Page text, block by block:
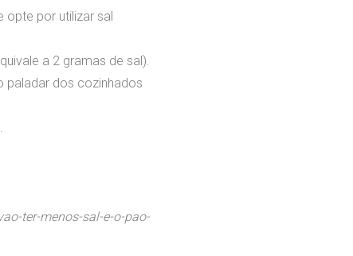
opte por utilizar sal
a 2 gramas de sal).
paladar dos cozinhados
ter-menos-sal-e-o-pao-